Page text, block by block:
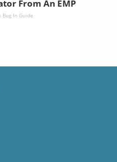
From An EMP
Bug In Guide